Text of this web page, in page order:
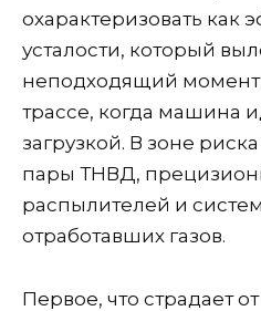
охарактеризовать как
усталости, который
неподходящий
трассе, когда машина
загрузкой. В зоне
пары ТНВД,
распылителей и
отработавших газов.
Первое, что страдает